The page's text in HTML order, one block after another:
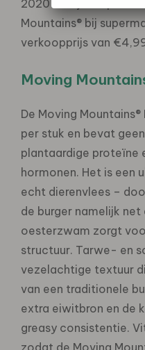
2020 vind je de
Mountains® bij
verkoopprijs van
Moving
De Moving
per stuk en bevat
plantaardige proteïne
hormonen. Het is een
echt dierenvlees –
de burger namelijk net
oesterzwam zorgt
structuur. Tarwe- en
vezelachtige textuur
van een traditionele
extra eiwitbron en de
greasy consistentie.
zodat de Moving